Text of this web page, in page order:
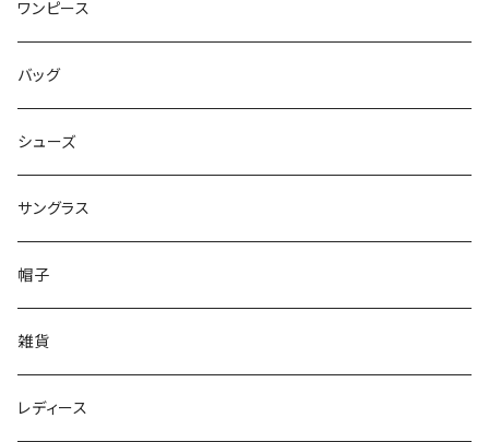
ワンピース
バッグ
シューズ
サングラス
帽子
雑貨
レディース